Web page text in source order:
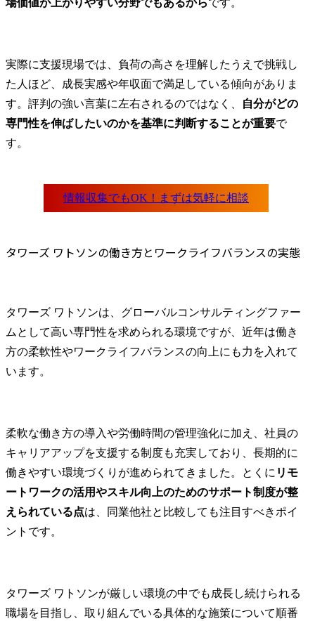
場価値が上がりやすい分野でもあるからです。
実際に支援現場では、負荷の高さを理解したうえで挑戦し
た人ほど、成長実感や年収面で満足している傾向がありま
す。評判の強い言葉に左右されるのではなく、
自分がどの
専門性を伸ばしたいのかを基準に判断することが重要で
す。
タワーズ ワトソンの働き方とワークライフバランスの実態
タワーズ ワトソンは、グローバルコンサルティングファー
ムとして高い専門性を求められる環境ですが、近年は働き
方の柔軟性やワークライフバランスの向上にも力を入れて
います。
柔軟な働き方の導入や労働時間の管理強化に加え、社員の
キャリアアップを支援する制度も充実しており、長期的に
働きやすい環境づくりが進められてきました。とくに リモ
ートワークの活用やスキル向上のためのサポート制度が整
えられている点は、同業他社と比較しても注目すべきポイ
ントです。
タワーズ ワトソンが厳しい環境の中でも成長し続けられる
職場を目指し、取り組んでいる具体的な施策について順番